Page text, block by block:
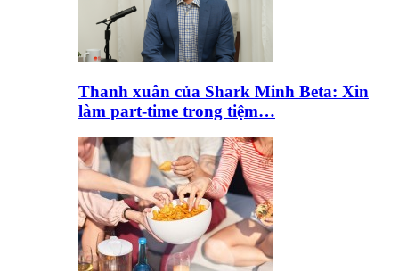
Thanh xuân của Shark Minh Beta: Xin
làm part-time trong tiệm…